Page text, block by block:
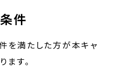
件
を満たした方が本キャ
ます。